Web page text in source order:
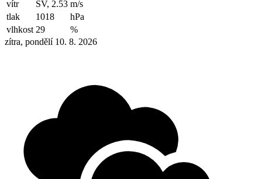
vítr
SV, 2.53 m/s
tlak
1018
hPa
vlhkost 29
%
zítra, pondělí 10. 8. 2026